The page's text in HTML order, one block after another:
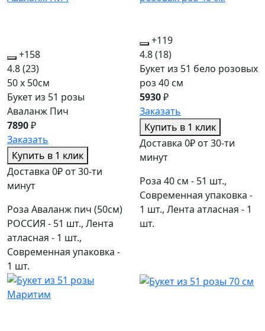
+158
4.8(23)
50 x 50см
Букет из 51 розы
Аваланж Пич
7890₽
Заказать
Купить в 1 клик
Доставка 0₽ от 30-ти
минут
Роза Аваланж пич (50см)
РОССИЯ - 51 шт., Лента
атласная - 1 шт.,
Современная упаковка -
1 шт.
+119
4.8(18)
Букет из 51 бело розовых
роз 40 см
5930₽
Заказать
Купить в 1 клик
Доставка 0₽ от 30-ти
минут
Роза 40 см - 51 шт.,
Современная упаковка -
1 шт., Лента атласная - 1
шт.